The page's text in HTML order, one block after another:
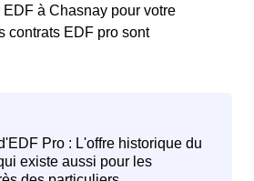
à Chasnay pour votre
contrats EDF pro sont